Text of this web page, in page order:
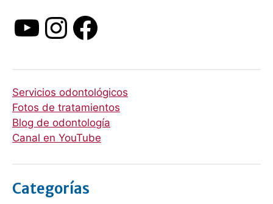
Servicios odontológicos
Fotos de tratamientos
Blog de odontología
Canal en YouTube
Categorías